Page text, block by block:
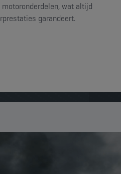
wat altijd
garandeert.